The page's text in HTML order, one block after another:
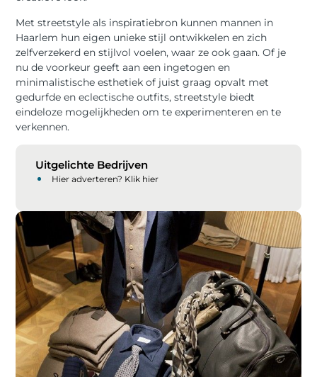
Met streetstyle als inspiratiebron kunnen mannen in
Haarlem hun eigen unieke stijl ontwikkelen en zich
zelfverzekerd en stijlvol voelen, waar ze ook gaan. Of je
nu de voorkeur geeft aan een ingetogen en
minimalistische esthetiek of juist graag opvalt met
gedurfde en eclectische outfits, streetstyle biedt
eindeloze mogelijkheden om te experimenteren en te
verkennen.
Uitgelichte Bedrijven
Hier adverteren? Klik hier